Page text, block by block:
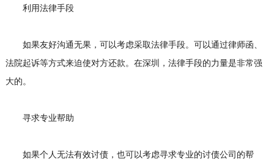
利用法律手段
如果友好沟通无果，可以考虑采取法律手段。可以通过律师函、
法院起诉等方式来迫使对方还款。在深圳，法律手段的力量是非常强
大的。
寻求专业帮助
如果个人无法有效讨债，也可以考虑寻求专业的讨债公司 的帮